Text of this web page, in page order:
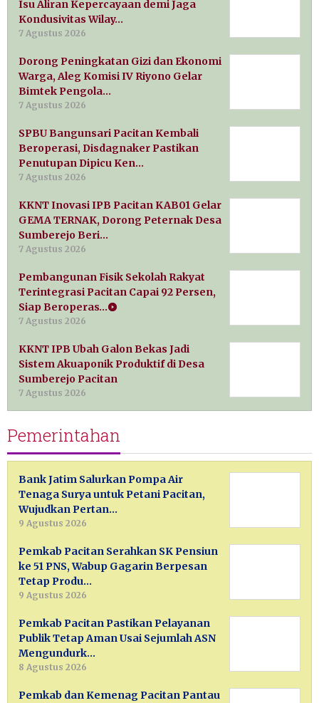
Isu Aliran Kepercayaan demi Jaga
Kondusivitas Wilay…
7 Agustus 2026
Dorong Peningkatan Gizi dan Ekonomi
Warga, Aleg Komisi IV Riyono Gelar
Bimtek Pengola…
7 Agustus 2026
SPBU Bangunsari Pacitan Kembali
Beroperasi, Disdagnaker Pastikan
Penutupan Dipicu Ken…
7 Agustus 2026
KKNT Inovasi IPB Pacitan KAB01 Gelar
GEMA TERNAK, Dorong Peternak Desa
Sumberejo Beri…
7 Agustus 2026
Pembangunan Fisik Sekolah Rakyat
Terintegrasi Pacitan Capai 92 Persen,
Siap Beroperas…
7 Agustus 2026
KKNT IPB Ubah Galon Bekas Jadi
Sistem Akuaponik Produktif di Desa
Sumberejo Pacitan
7 Agustus 2026
Pemerintahan
Bank Jatim Salurkan Pompa Air
Tenaga Surya untuk Petani Pacitan,
Wujudkan Pertan…
9 Agustus 2026
Pemkab Pacitan Serahkan SK Pensiun
ke 51 PNS, Wabup Gagarin Berpesan
Tetap Produ…
9 Agustus 2026
Pemkab Pacitan Pastikan Pelayanan
Publik Tetap Aman Usai Sejumlah ASN
Mengundurk…
8 Agustus 2026
Pemkab dan Kemenag Pacitan Pantau